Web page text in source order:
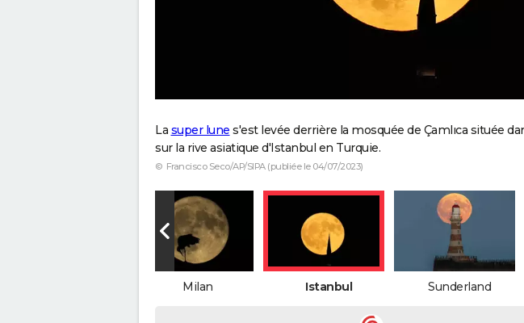
La super lune s'est levée derrière la mosquée de Çamlıca située
sur la rive asiatique d'Istanbul en Turquie.
© Francisco Seco/AP/SIPA (publiée le 04/07/2023)
Milan Istanbul Sunderland